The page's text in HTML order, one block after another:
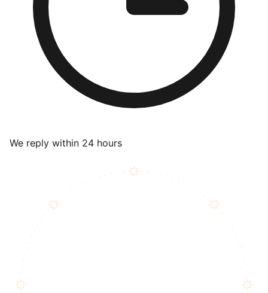
We reply within 24 hours